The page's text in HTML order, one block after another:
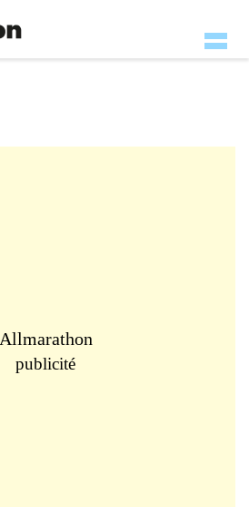
Allmarathon
publicité